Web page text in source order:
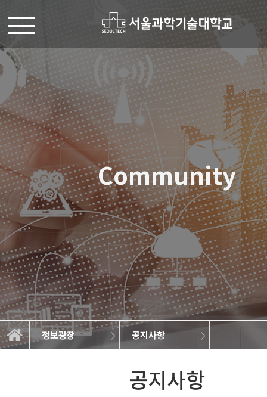
Community
정보광장 공지사항
학과소개
교과과정
학사정보
대학원
정보광장
공지사항
학과규정
취업정보
학과뉴스
갤러리
공지사항